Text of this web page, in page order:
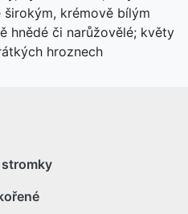
širokým, krémově bílým
hnědé či narůžovělé; květy
hroznech